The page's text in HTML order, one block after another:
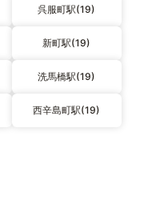
呉服町駅(19)
新町駅(19)
洗馬橋駅(19)
西辛島町駅(19)